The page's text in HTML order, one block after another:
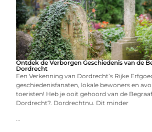
Ontdek de Verborgen Geschiedenis van de
Dordrecht
Een Verkenning van Dordrecht’s Rijke
geschiedenisfanaten, lokale bewoners en
toeristen! Heb je ooit gehoord van de
Dordrecht?. Dordrechtnu. Dit minder
...